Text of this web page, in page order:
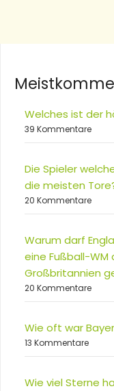
Welches ist der
39 Kommentare
Die Spieler
die meisten
20 Kommentare
Warum darf
eine Fußball-WM
Großbritannien
20 Kommentare
Wie oft war
13 Kommentare
Wie viel Sterne